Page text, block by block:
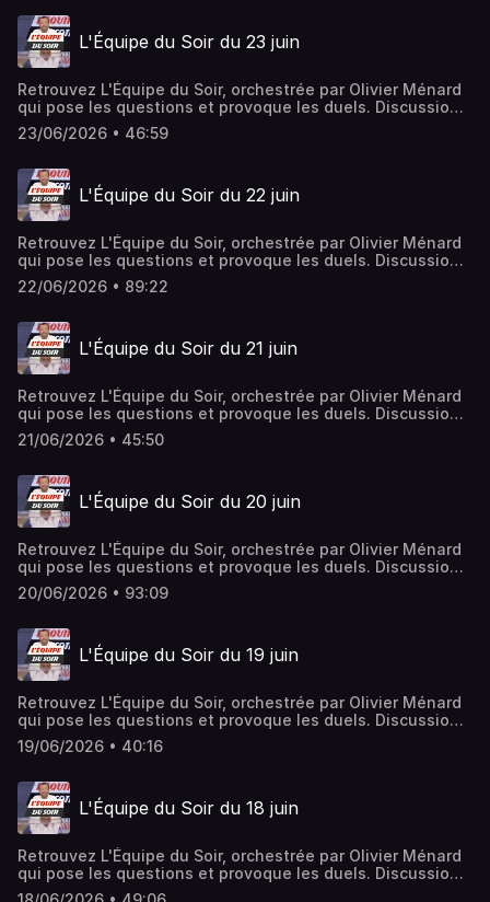
ausha.co/politique-de-confidentialite pour plus
d'informations.L'Équipe du Soir du 23 juin
Retrouvez L'Équipe du Soir, orchestrée par Olivier Ménard
qui pose les questions et provoque les duels. Discussions
ardentes et débats passionnés rythment l'émission, le
tout avec une savante dose de partis pris et jamais de
ausha.co/politique-de-confidentialite pour plus
d'informations.
23/06/2026 • 46:59
L'Équipe du Soir du 22 juin
Retrouvez L'Équipe du Soir, orchestrée par Olivier Ménard
qui pose les questions et provoque les duels. Discussions
ardentes et débats passionnés rythment l'émission, le
tout avec une savante dose de partis pris et jamais de
ausha.co/politique-de-confidentialite pour plus
d'informations.
22/06/2026 • 89:22
L'Équipe du Soir du 21 juin
Retrouvez L'Équipe du Soir, orchestrée par Olivier Ménard
qui pose les questions et provoque les duels. Discussions
ardentes et débats passionnés rythment l'émission, le
tout avec une savante dose de partis pris et jamais de
ausha.co/politique-de-confidentialite pour plus
d'informations.
21/06/2026 • 45:50
L'Équipe du Soir du 20 juin
Retrouvez L'Équipe du Soir, orchestrée par Olivier Ménard
qui pose les questions et provoque les duels. Discussions
ardentes et débats passionnés rythment l'émission, le
tout avec une savante dose de partis pris et jamais de
ausha.co/politique-de-confidentialite pour plus
d'informations.
20/06/2026 • 93:09
L'Équipe du Soir du 19 juin
Retrouvez L'Équipe du Soir, orchestrée par Olivier Ménard
qui pose les questions et provoque les duels. Discussions
ardentes et débats passionnés rythment l'émission, le
tout avec une savante dose de partis pris et jamais de
ausha.co/politique-de-confidentialite pour plus
d'informations.
19/06/2026 • 40:16
L'Équipe du Soir du 18 juin
Retrouvez L'Équipe du Soir, orchestrée par Olivier Ménard
qui pose les questions et provoque les duels. Discussions
ardentes et débats passionnés rythment l'émission, le